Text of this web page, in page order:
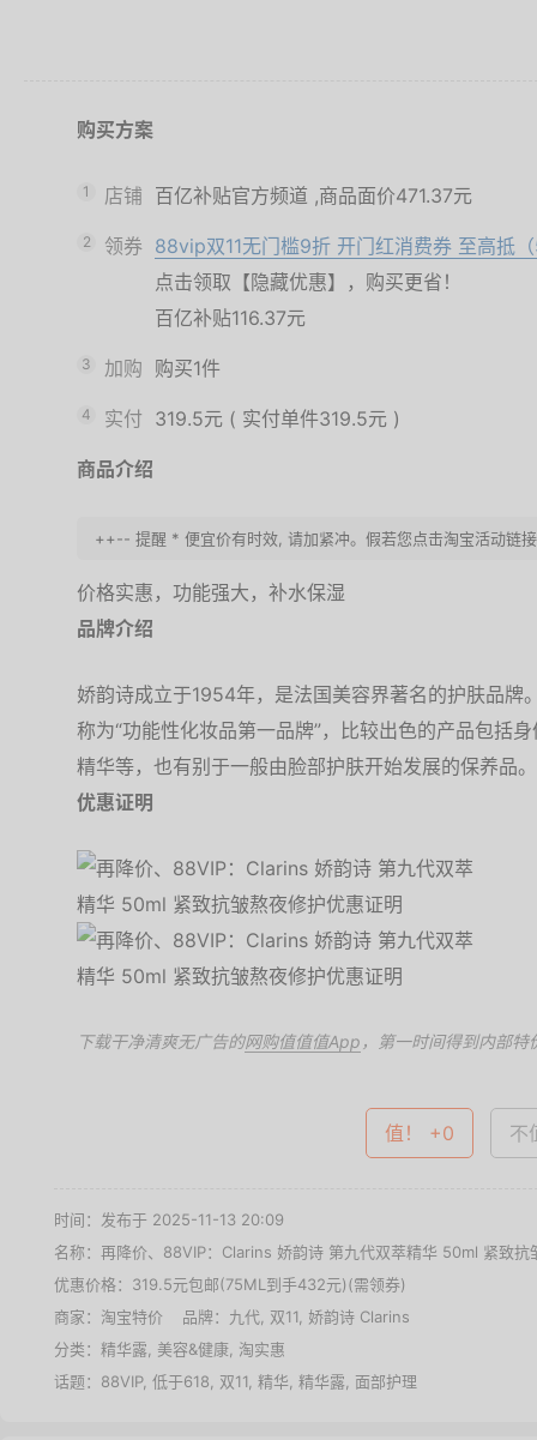
购买方案
1 店铺 百亿补贴官方频道 ,商品面价471.37元
2 领券 88vip双11无门槛9折 开门红消费券 至高抵
点击领取【隐藏优惠】，购买更省！
百亿补贴116.37元
3 加购 购买1件
4 实付 319.5元 ( 实付单件319.5元 )
商品介绍
++-- 提醒 * 便宜价有时效, 请加紧冲。假若您点击淘宝活动链
价格实惠，功能强大，补水保湿
品牌介绍
娇韵诗成立于1954年，是法国美容界著名的护肤品牌
称为“功能性化妆品第一品牌”，比较出色的产品包括
精华等，也有别于一般由脸部护肤开始发展的保养品。
优惠证明
下载干净清爽无广告的网购值值值App ，第一时间得到内部特
值！ +0 不
时间：发布于 2025-11-13 20:09
名称： 再降价、88VIP：Clarins 娇韵诗 第九代双萃精华 50ml 紧致抗
优惠价格： 319.5元包邮(75ML到手432元)(需领券)
商家： 淘宝特价 品牌： 九代 双11
娇韵诗 Clarins
分类： 精华露 美容&健康 淘实惠
话题： 88VIP, 低于618 双11 精华 精华露 面部护理